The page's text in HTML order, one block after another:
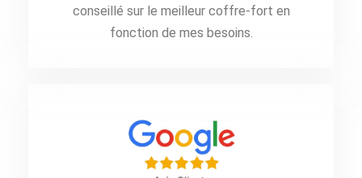
conseillé sur le meilleur coffre-fort en
fonction de mes besoins.